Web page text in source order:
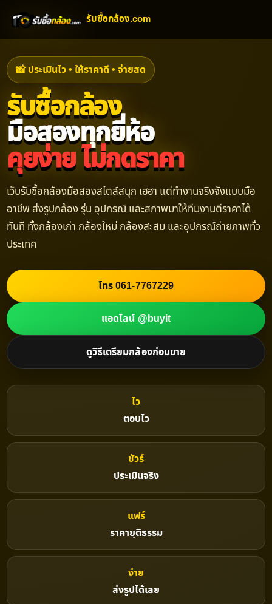
รับซื้อกล้อง.com
📸 ประเมินไว • ให้ราคาดี • จ่ายสด
รับซื้อกล้อง
มือสองทุกยี่ห้อ
คุยง่าย ไม่กดราคา
เว็บรับซื้อกล้องมือสองสไตล์สนุก เฮฮา แต่ทำงานจริงจังแบบมือ
อาชีพ ส่งรูปกล้อง รุ่น อุปกรณ์ และสภาพมาให้ทีมงานตีราคาได้
ทันที ทั้งกล้องเก่า กล้องใหม่ กล้องสะสม และอุปกรณ์ถ่ายภาพทั่ว
ประเทศ
โทร 061-7767229
แอดไลน์ @buyit
ดูวิธีเตรียมกล้องก่อนขาย
ไว
ตอบไว
ชัวร์
ประเมินจริง
แฟร์
ราคายุติธรรม
ง่าย
ส่งรูปได้เลย